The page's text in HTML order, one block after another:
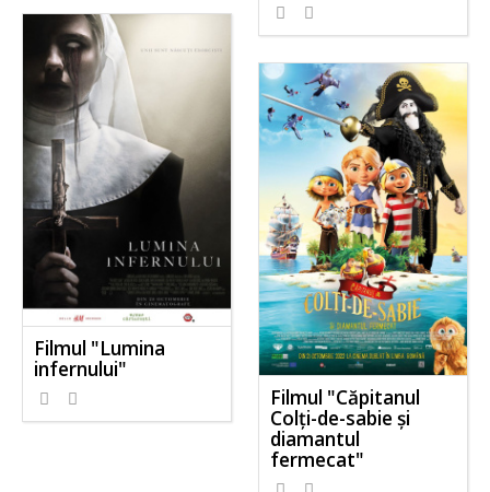
Filmul "Lumina
infernului"
Filmul "Căpitanul
Colți-de-sabie și
diamantul
fermecat"